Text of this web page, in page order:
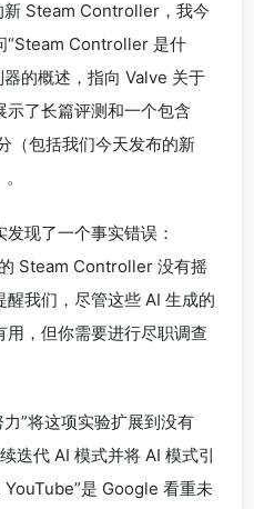
新 Steam Controller，我今
“Steam Controller 是什
的概述，指向 Valve 关于
了长篇评测和一个包含
（包括我们今天发布的新
现了一个事实错误：
Steam Controller 没有摇
我们，尽管这些 AI 生成的
，但你需要进行尽职调查
”将这项实验扩展到没有
迭代 AI 模式并将 AI 模式引
是 Google 看重未